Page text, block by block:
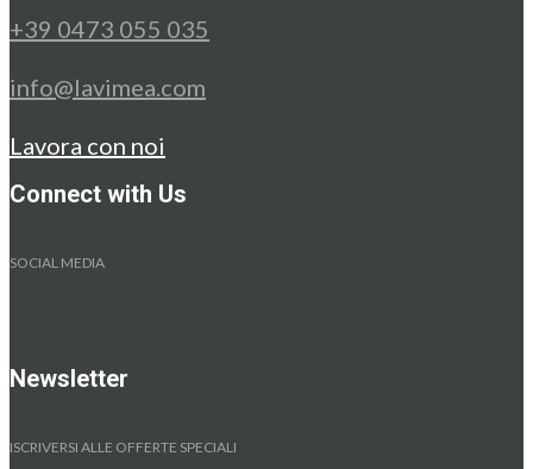
+39 0473 055 035
info@lavimea.com
Lavora con noi
Connect with Us
SOCIAL MEDIA
Newsletter
ISCRIVERSI ALLE OFFERTE SPECIALI